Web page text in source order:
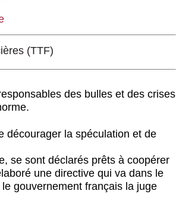
(TTF)
des bulles et des crises
décourager la spéculation et de
se sont déclarés prêts à coopérer
une directive qui va dans le
gouvernement français la juge